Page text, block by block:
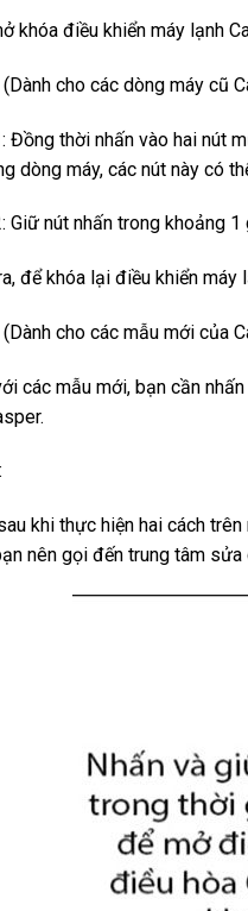
khóa điều khiển máy lạnh
cho các dòng máy cũ
Đồng thời nhấn vào hai nút
dòng máy, các nút này có
Giữ nút nhấn trong khoảng
để khóa lại điều khiển máy
(Dành cho các mẫu mới của
các mẫu mới, bạn cần
khi thực hiện hai cách
nên gọi đến trung tâm